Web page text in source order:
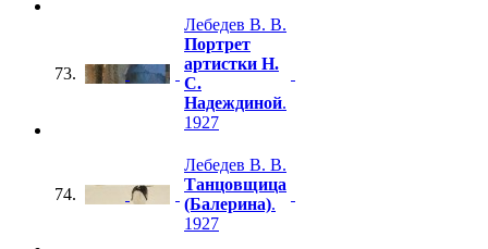
73.
Лебедев В. В.
Портрет
артистки Н.
С.
Надеждиной.
1927
74.
Лебедев В. В.
Танцовщица
(Балерина).
1927